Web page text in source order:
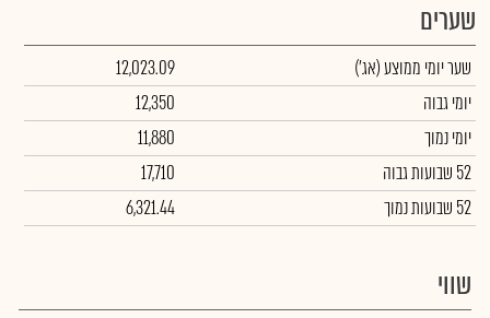
שערים
שער יומי ממוצע(אג')
12,023.09
יומי גבוה
12,350
יומי נמוך
11,880
52 שבועות גבוה
17,710
52 שבועות נמוך
6,321.44
שווי